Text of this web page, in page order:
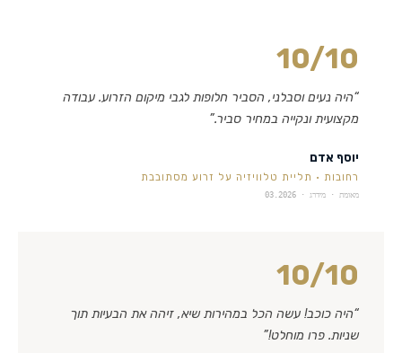
10/10
“היה נעים וסבלני, הסביר חלופות לגבי מיקום הזרוע. עבודה
מקצועית ונקייה במחיר סביר.”
יוסף אדם
רחובות · תליית טלוויזיה על זרוע מסתובבת
מאומת · מידרג · 03.2026
10/10
“היה כוכב! עשה הכל במהירות שיא, זיהה את הבעיות תוך
שניות. פרו מוחלט!”